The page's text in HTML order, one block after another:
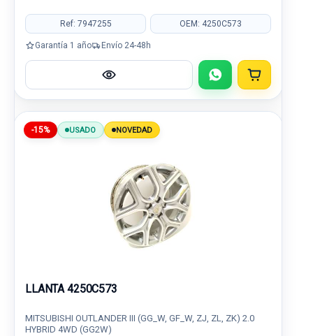
Ref: 7947255 OEM: 4250C573
Garantía 1 año Envío 24-48h
-15% USADO NOVEDAD
LLANTA 4250C573
MITSUBISHI OUTLANDER III (GG_W, GF_W, ZJ, ZL, ZK) 2.0
HYBRID 4WD (GG2W)